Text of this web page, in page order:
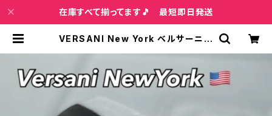
在庫すべて揃ってます🎵 最短即日発送
VERSANI New York ベルサーニ｜
te Plain Ring 【12～24号】 | イン
ポートファッション＆ジュエリー Wis
h Bone VIP